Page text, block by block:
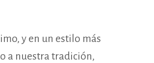
y en un estilo más
a nuestra tradición,